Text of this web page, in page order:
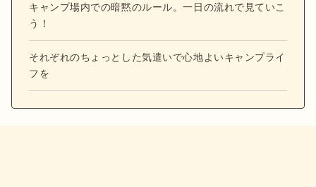
キャンプ場内での暗黙のルール。一日の流れで見ていこ
う！
それぞれのちょっとした気遣いで心地よいキャンプライ
フを